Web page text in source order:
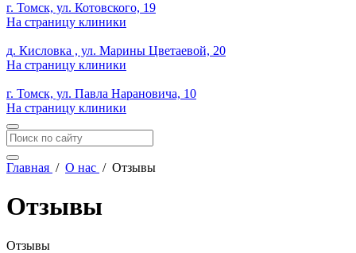
г. Томск, ул. Котовского, 19
На страницу клиники
д. Кисловка , ул. Марины Цветаевой, 20
На страницу клиники
г. Томск, ул. Павла Нарановича, 10
На страницу клиники
Главная / О нас / Отзывы
Отзывы
Отзывы